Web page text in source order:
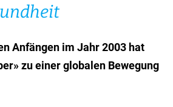
Anfängen im Jahr 2003 hat
zu einer globalen Bewegung